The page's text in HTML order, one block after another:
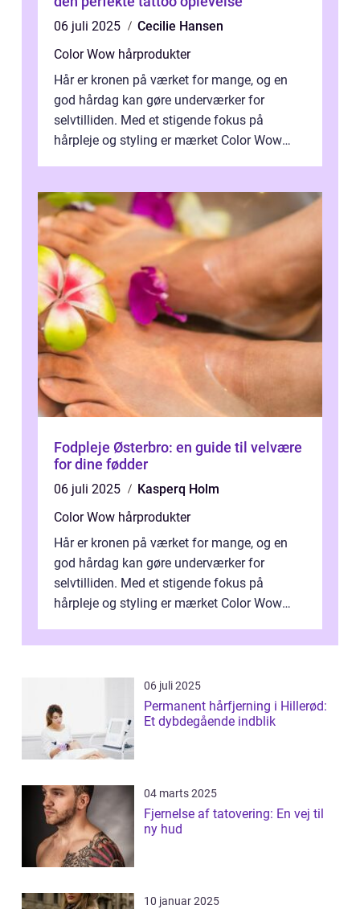
06 juli 2025
Cecilie Hansen
Color Wow hårprodukter
Hår er kronen på værket for mange, og en
god hårdag kan gøre underværker for
selvtilliden. Med et stigende fokus på
hårpleje og styling er mærket Color Wow
Fodpleje Østerbro: en guide til velvære
for dine fødder
06 juli 2025
Kasperq Holm
Color Wow hårprodukter
Hår er kronen på værket for mange, og en
god hårdag kan gøre underværker for
selvtilliden. Med et stigende fokus på
hårpleje og styling er mærket Color Wow
innova...
06 juli 2025
Permanent hårfjerning i Hillerød:
Et dybdegående indblik
04 marts 2025
Fjernelse af tatovering: En vej til
ny hud
10 januar 2025